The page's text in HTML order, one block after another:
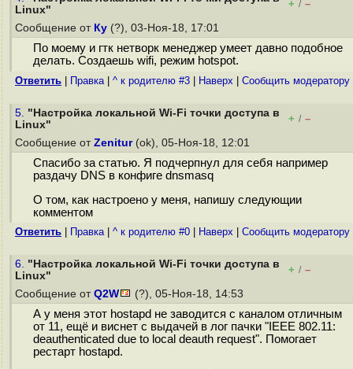
Linux"
+ / –
Сообщение от Ку (?), 03-Ноя-18, 17:01
По моему и гтк нетворк менеджер умеет давно подобное
делать. Создаешь wifi, режим hotspot.
Ответить Правка| ^ к родителю #3 Наверх Cообщить модератору
5. "Настройка локальной Wi-Fi точки доступа в
Linux"
+ / –
Сообщение от Zenitur(ok), 05-Ноя-18, 12:01
Спасибо за статью. Я подчерпнул для себя например
раздачу DNS в конфиге dnsmasq
О том, как настроено у меня, напишу следующии
комментом
Ответить Правка| ^ к родителю #0 Наверх Cообщить модератору
6. "Настройка локальной Wi-Fi точки доступа в
Linux"
+ / –
Сообщение от Q2W (?), 05-Ноя-18, 14:53
А у меня этот hostapd не заводится с каналом отличным
от 11, ещё и виснет с выдачей в лог пачки "IEEE 802.11:
deauthenticated due to local deauth request". Помогает
рестарт hostapd.